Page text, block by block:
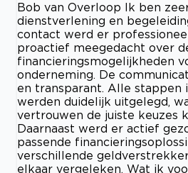
Bob van Overloop Ik ben
dienstverlening en
contact werd er
proactief meegedacht over
financieringsmogelijkheden
onderneming. De
en transparant. Alle stappen
werden duidelijk uitgelegd,
vertrouwen de juiste keuzes
Daarnaast werd er actief
passende
verschillende
elkaar vergeleken. Wat ik